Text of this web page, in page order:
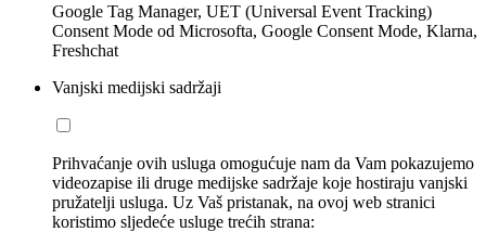
Google Tag Manager, UET (Universal Event Tracking)
Consent Mode od Microsofta, Google Consent Mode, Klarna,
Freshchat
Vanjski medijski sadržaji
Prihvaćanje ovih usluga omogućuje nam da Vam pokazujemo
videozapise ili druge medijske sadržaje koje hostiraju vanjski
pružatelji usluga. Uz Vaš pristanak, na ovoj web stranici
koristimo sljedeće usluge trećih strana: